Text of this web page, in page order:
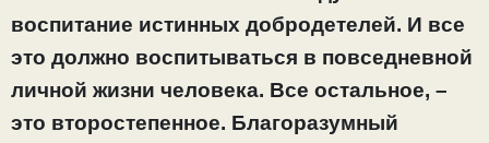
воспитание истинных добродетелей. И все
это должно воспитываться в повседневной
личной жизни человека. Все остальное, –
это второстепенное. Благоразумный